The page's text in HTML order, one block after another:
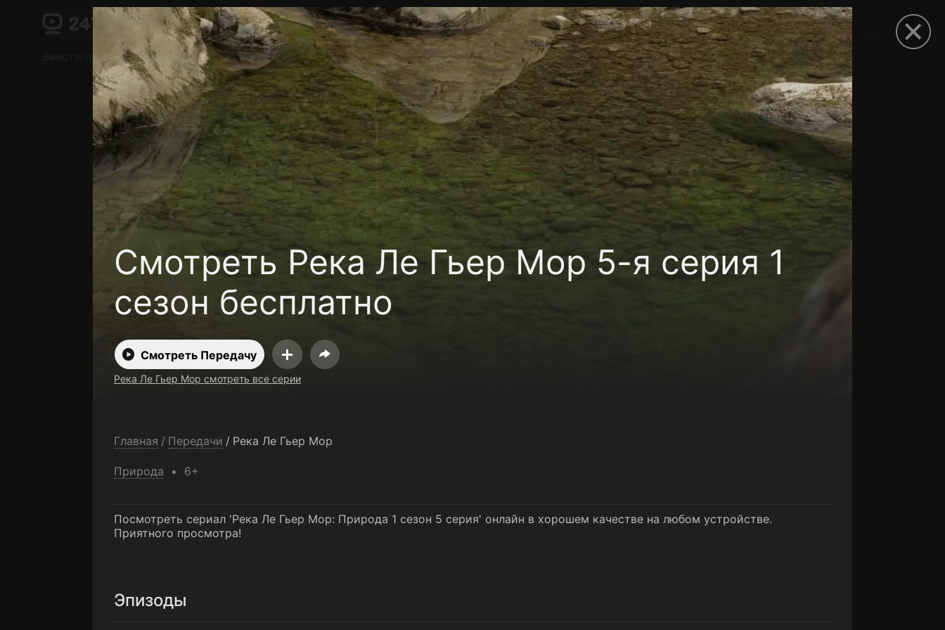
Смотреть Река Ле Гьер Мор 5-я серия 1
сезон бесплатно
Смотреть Передачу
Река Ле Гьер Мор смотреть все серии
Главная / Передачи / Река Ле Гьер Мор
Природа 6+
Посмотреть сериал 'Река Ле Гьер Мор: Природа 1 сезон 5 серия' онлайн в хорошем качестве на любом устройстве.
Приятного просмотра!
Эпизоды
Поддержка:support@24h.tv
Пользовательское соглашение Политика конфиденциальности Для партнёров
Открыть приложение
Ввести промокод
Установить на ТВ Бесплатные каналы Контакты